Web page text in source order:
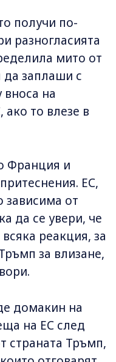
получи по-
разногласията
мито от
да заплаши с
вноса на
ако то влезе в
Франция и
ЕС,
зависима от
да се увери, че
реакция, за
за влизане,
домакин на
на ЕС след
страната Тръмп,